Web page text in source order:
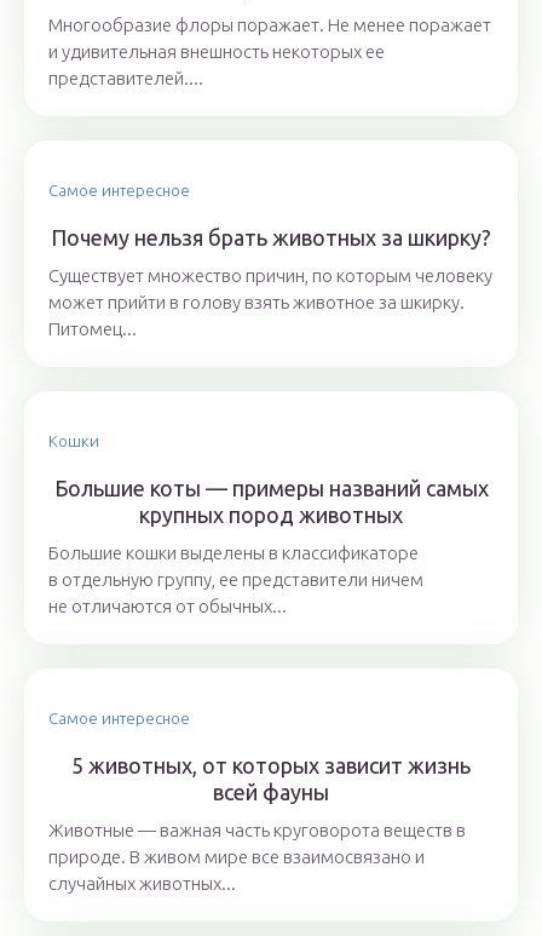
Многообразие флоры поражает. Не менее поражает
и удивительная внешность некоторых ее
представителей....
Самое интересное
Почему нельзя брать животных за шкирку?
Существует множество причин, по которым человеку
может прийти в голову взять животное за шкирку.
Питомец...
Кошки
Большие коты — примеры названий самых
крупных пород животных
Большие кошки выделены в классификаторе
в отдельную группу, ее представители ничем
не отличаются от обычных...
Самое интересное
5 животных, от которых зависит жизнь
всей фауны
Животные — важная часть круговорота веществ в
природе. В живом мире все взаимосвязано и
случайных животных...